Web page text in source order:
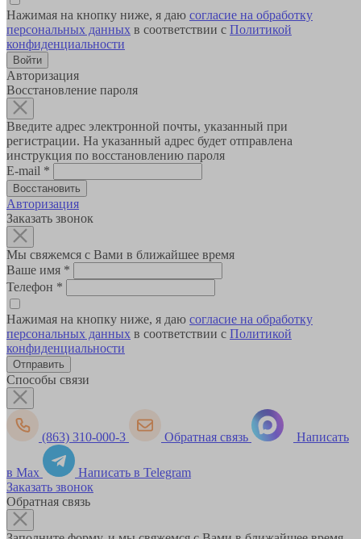
Нажимая на кнопку ниже, я даю согласие на обработку
персональных данных в соответствии с Политикой
конфиденциальности
Авторизация
Восстановление пароля
Введите адрес электронной почты, указанный при
регистрации. На указанный адрес будет отправлена
инструкция по восстановлению пароля
E-mail *
Авторизация
Заказать звонок
Мы свяжемся с Вами в ближайшее время
Ваше имя *
Телефон *
Нажимая на кнопку ниже, я даю согласие на обработку
персональных данных в соответствии с Политикой
конфиденциальности
Способы связи
(863) 310-000-3 Обратная связь Написать
в Max
Написать в Telegram
Заказать звонок
Обратная связь